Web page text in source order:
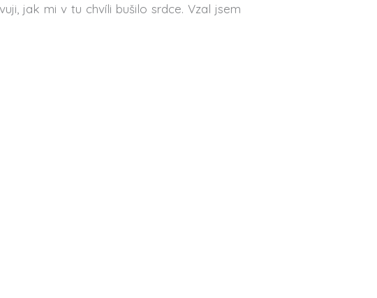
jak mi v tu chvíli bušilo srdce. Vzal jsem